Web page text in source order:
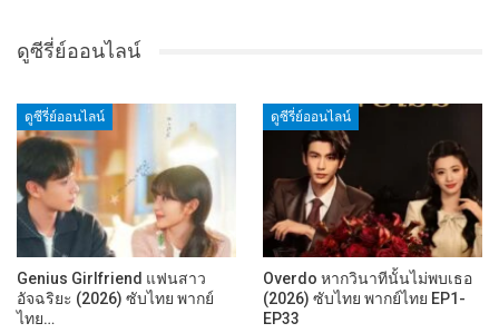
ดูซีรี่ย์ออนไลน์
ดูซีรี่ย์ออนไลน์
Genius Girlfriend แฟนสาว
อัจฉริยะ (2026) ซับไทย พากย์
ไทย…
ดูซีรี่ย์ออนไลน์
Overdo หากวินาทีนั้นไม่พบเธอ
(2026) ซับไทย พากย์ไทย EP1-
EP33